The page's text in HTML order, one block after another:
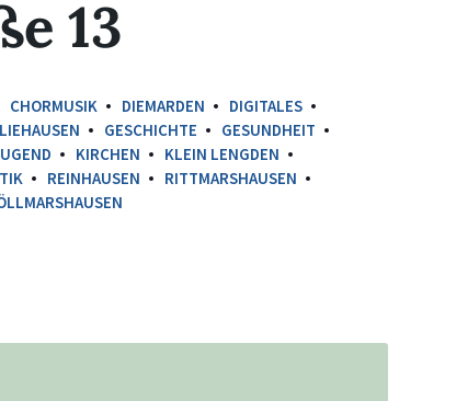
13
CHORMUSIK DIEMARDEN
DIGITALES
GESCHICHTE
GESUNDHEIT
KIRCHEN
KLEIN LENGDEN
REINHAUSEN
RITTMARSHAUSEN